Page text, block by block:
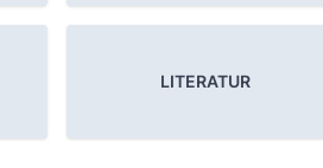
LITERATUR